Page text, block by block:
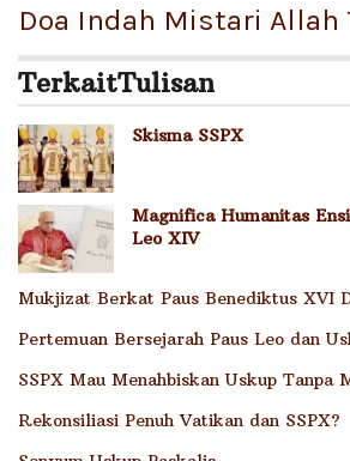
Doa Indah Mistari Allah
TerkaitTulisan
Skisma SSPX
Magnifica Humanitas
Leo XIV
Mukjizat Berkat Paus Benediktus XVI
Pertemuan Bersejarah Paus Leo dan
SSPX Mau Menahbiskan Uskup Tanpa
Rekonsiliasi Penuh Vatikan dan SSPX?